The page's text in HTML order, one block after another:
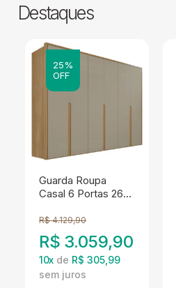
Destaques
25%
OFF
Guarda Roupa
Casal 6 Portas 268
Hannover Fendi
DCASA
R$ 4.129,90
R$ 3.059,90
10x de R$ 305,99